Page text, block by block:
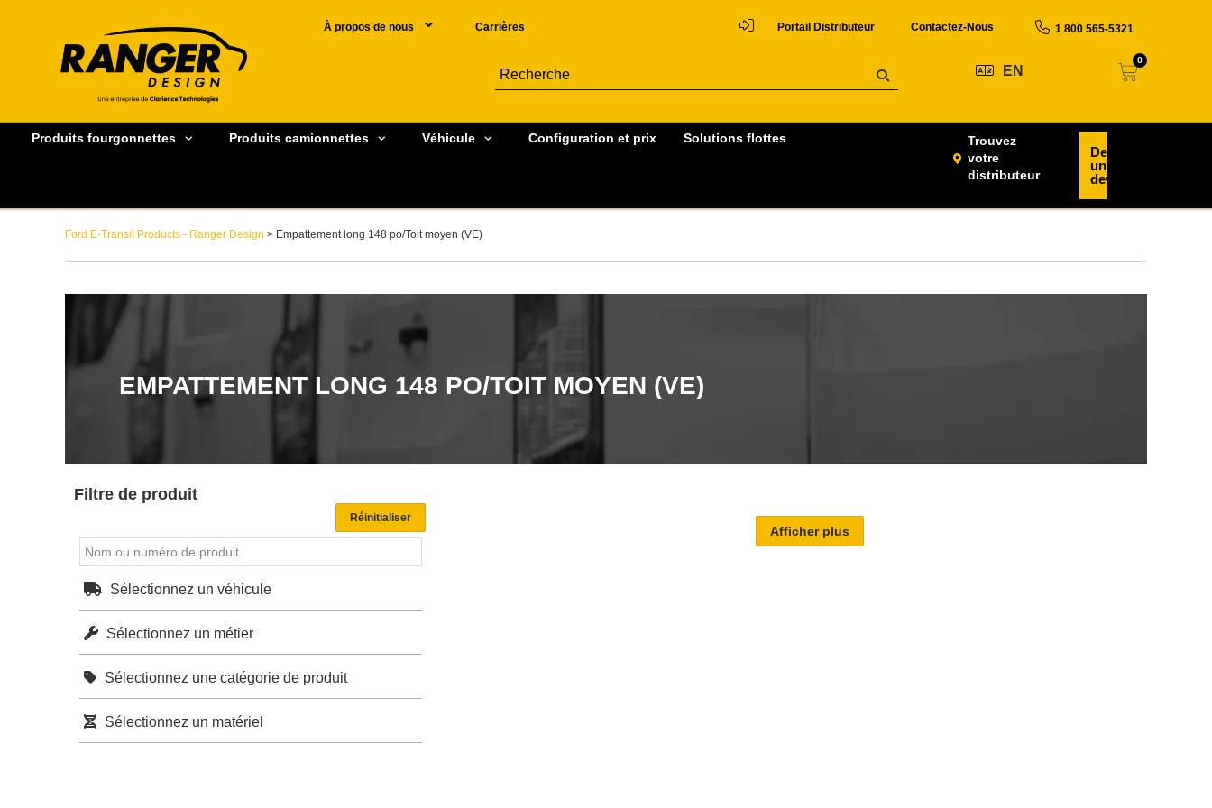
À propos de nous Carrières Portail Distributeur Contactez-Nous 1 800 565-5321
EN
0
Produits fourgonnettes Produits camionnettes Véhicule Configuration et prix Solutions flottes
Trouvez
votre
distributeur
Demander
un
devis
Ford E-Transit Products - Ranger Design > Empattement long 148 po/Toit moyen (VE)
EMPATTEMENT LONG 148 PO/TOIT MOYEN (VE)
Filtre de produit
Sélectionnez un véhicule
Sélectionnez un métier
Sélectionnez une catégorie de produit
Sélectionnez un matériel